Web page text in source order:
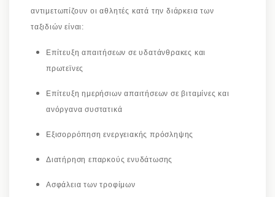
αντιμετωπίζουν οι αθλητές κατά την διάρκεια των
ταξιδιών είναι:
Επίτευξη απαιτήσεων σε υδατάνθρακες και
πρωτεϊνες
Επίτευξη ημερήσιων απαιτήσεων σε βιταμίνες και
ανόργανα συστατικά
Εξισορρόπηση ενεργειακής πρόσληψης
Διατήρηση επαρκούς ενυδάτωσης
Ασφάλεια των τροφίμων